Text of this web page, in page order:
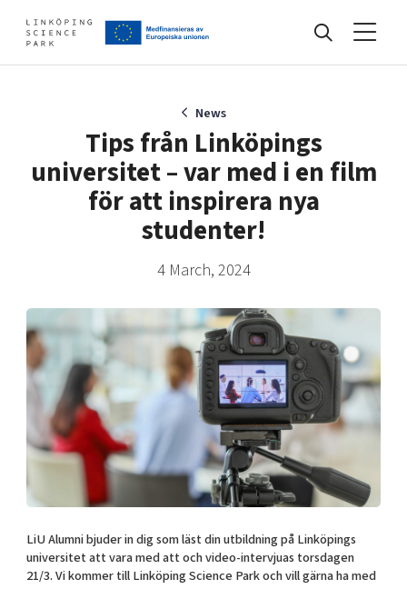
Find your network
Internet of Things
Manufacturing industries
Global talent
Visual technologies
Shaping cities and regions
Bright East
Reversed mentorship
Develop your company
Upgrade your skills & master new ones
Tech startups
Upscaling
Talent & skills
Startup & industry collaboration
Offers to boost your business
About
Our story, mission & vision
Our community of companies
Projects
Publications
Project toolbox
Our clusters
40 years anniversary
Today's lunch in Mjärdevi
News
Tips från Linköpings
universitet – var med i en film
för att inspirera nya
studenter!
4 March, 2024
LiU Alumni bjuder in dig som läst din utbildning på Linköpings
universitet att vara med att och video-intervjuas torsdagen
21/3. Vi kommer till Linköping Science Park och vill gärna ha med